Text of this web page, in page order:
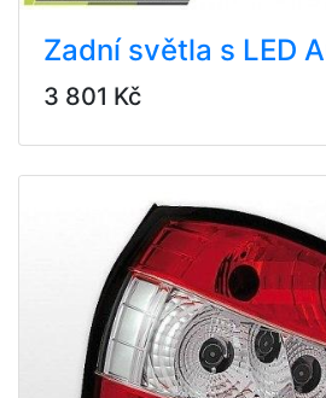
Zadní světla s LED
3 801 Kč